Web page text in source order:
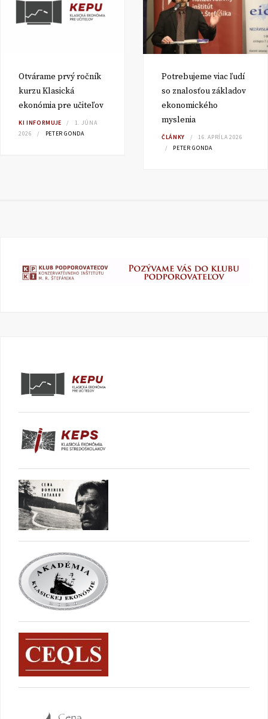
Otvárame prvý ročník
kurzu Klasická
ekonómia pre učiteľov
KI INFORMUJE
1. JÚNA
2026
PETER GONDA
Potrebujeme viac ľudí
so znalosťou základov
ekonomického
myslenia
ČLÁNKY
16. APRÍLA 2026
PETER GONDA